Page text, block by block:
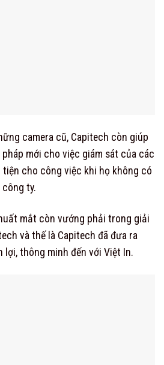
camera cũ, Capitech còn giúp
mới cho việc giám sát của các
cho công việc khi họ không có
ty.
mắt còn vướng phải trong giải
và thế là Capitech đã đưa ra
lợi, thông minh đến với Việt In.